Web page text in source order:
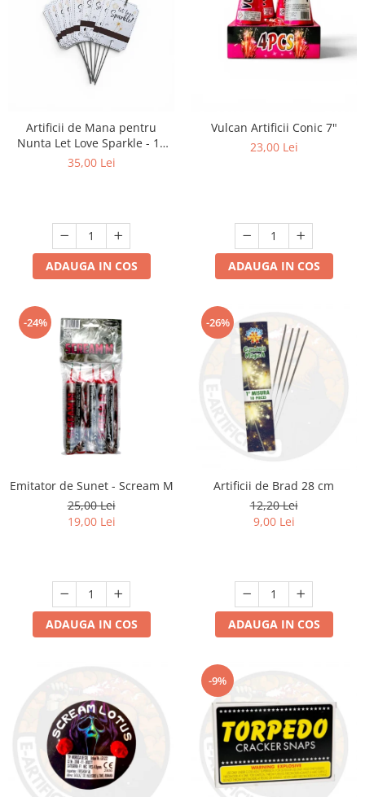
Artificii de Mana pentru
Nunta Let Love Sparkle - 10
bucati
35,00 Lei
ADAUGA IN COS
Vulcan Artificii Conic 7"
23,00 Lei
ADAUGA IN COS
-24%
Emitator de Sunet - Scream M
25,00 Lei
19,00 Lei
ADAUGA IN COS
-26%
Artificii de Brad 28 cm
12,20 Lei
9,00 Lei
ADAUGA IN COS
-9%